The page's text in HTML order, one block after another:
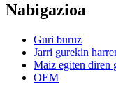
Nabigazioa
Guri buruz
Jarri gurekin
Maiz egiten diren
OEM